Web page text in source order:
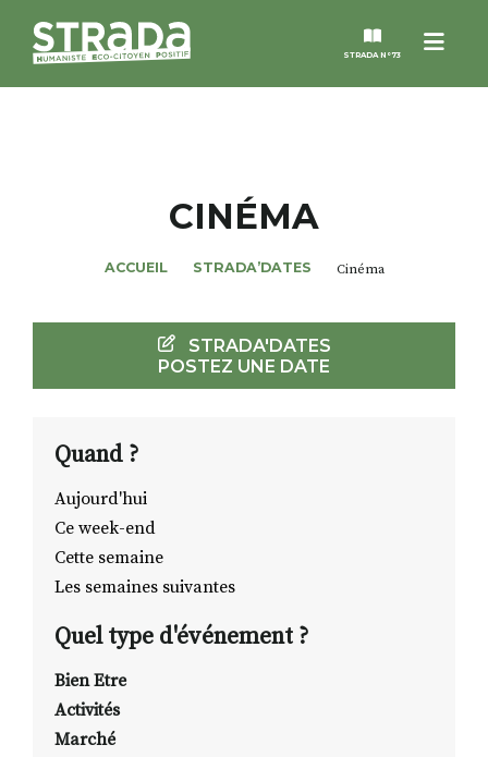
Menu
STRADA N°73
NOS THÈMES
STRADA’DATES
ALTER STRADA
ROSÉE DE MAI
S'INSCRIRE À LA NEWSLETTER
FACEBOOKINSTAGRAM
LINKEDIN
CINÉMA
ACCUEIL STRADA’DATES Cinéma
STRADA'DATES
POSTEZ UNE DATE
Quand ?
Aujourd'hui
Ce week-end
Cette semaine
Les semaines suivantes
Quel type d'événement ?
Bien Etre
Activités
Marché